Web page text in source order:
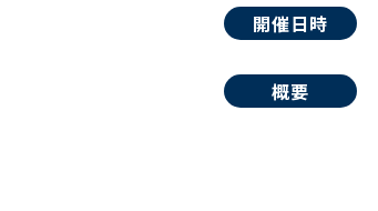
開催日時
概要